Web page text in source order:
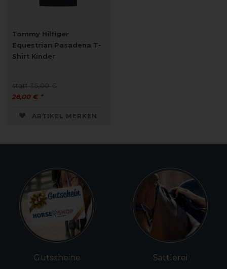
Tommy Hilfiger
Equestrian Pasadena T-
Shirt Kinder
statt 35,00 €
28,00 € *
ARTIKEL MERKEN
Gutscheine Sattlerei